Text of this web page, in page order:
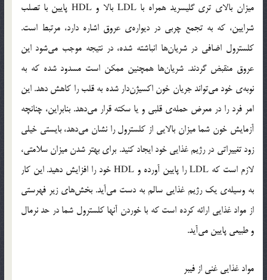
میزان بالای تری گلیسرید همراه با LDL بالا و HDL پایین با تصلب
شرایین، که به تجمع چربی در دیواره‌ی عروق اشاره دارد، مرتبط است.
کلسترول اضافی در شریان‌ها انباشته شده، در نتیجه موجب می‌شود این
عروق منقبض گردند. شریان‌ها همچنین ممکن است مسدود شده که به
نوبه‌ی خود می‌تواند جریان خون اکسیژن‌دار شده به قلب را کاهش دهد. این
امر فرد را در معرض حمله‌ی قلبی و یا سکته قرار می‌دهد. بنابراین، چنانچه
آزمایش خون شما میزان بالایی از کلسترول را نشان می‌دهد، بایستی خیلی
زود تغییراتی در رژیم غذایی خود ایجاد کنید. برای بهتر شدن میزان سلامتی،
لازم است که LDL را پایین آورده و HDL خود را افزایش دهید. این کار
به وسیله‌ی یک رژیم غذایی سالم به دست می‌آید. بخش‌های زیر فهرستی
از مواد غذایی ارائه کرده است که با خوردن آنها کلسترول شما در حد نرمال
و طبیعی پایین می‌آید.
مواد غذایی غنی از فیبر